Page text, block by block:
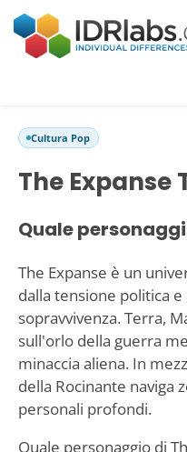
Cultura Pop
The Expanse
Quale
The Expanse è un
dalla tensione politica
sopravvivenza. Terra,
sull'orlo della guerra
minaccia aliena. In
della Rocinante naviga
personali profondi.
Quale personaggio di